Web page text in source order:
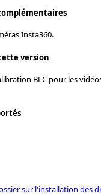
Insta360.
version
BLC pour les
sur l'installation des